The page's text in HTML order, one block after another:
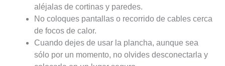
aléjalas de cortinas y paredes.
No coloques pantallas o recorrido de cables cerca
de focos de calor.
Cuando dejes de usar la plancha, aunque sea
sólo por un momento, no olvides desconectarla y